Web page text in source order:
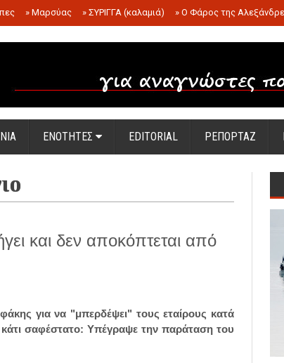
» Μαρσύας » ΣΥΡΙΓΓΑ (καλαμιά) » Ο Φάρος της
ΕΝΟΤΗΤΕΣ EDITORIAL ΡΕΠΟΡΤΑΖ
και δεν αποκόπτεται από
για να "μπερδέψει" τους εταίρους κατά
σαφέστατο: Υπέγραψε την παράταση του